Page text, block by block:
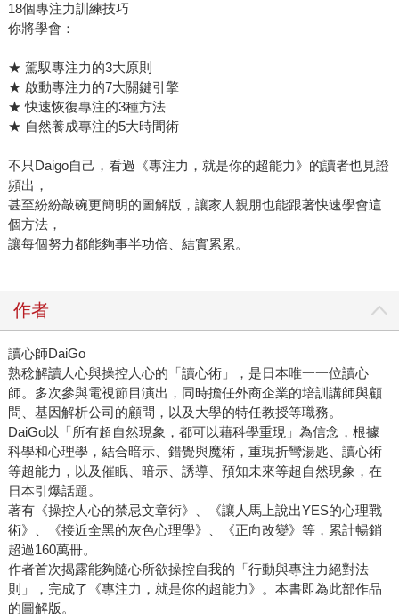
18個專注力訓練技巧
你將學會：
★ 駕馭專注力的3大原則
★ 啟動專注力的7大關鍵引擎
★ 快速恢復專注的3種方法
★ 自然養成專注的5大時間術
不只Daigo自己，看過《專注力，就是你的超能力》的讀者也見證
頻出，
甚至紛紛敲碗更簡明的圖解版，讓家人親朋也能跟著快速學會這
個方法，
讓每個努力都能夠事半功倍、結實累累。
作者
讀心師DaiGo
熟稔解讀人心與操控人心的「讀心術」，是日本唯一一位讀心
師。多次參與電視節目演出，同時擔任外商企業的培訓講師與顧
問、基因解析公司的顧問，以及大學的特任教授等職務。
DaiGo以「所有超自然現象，都可以藉科學重現」為信念，根據
科學和心理學，結合暗示、錯覺與魔術，重現折彎湯匙、讀心術
等超能力，以及催眠、暗示、誘導、預知未來等超自然現象，在
日本引爆話題。
著有《操控人心的禁忌文章術》、《讓人馬上說出YES的心理戰
術》、《接近全黑的灰色心理學》、《正向改變》等，累計暢銷
超過160萬冊。
作者首次揭露能夠隨心所欲操控自我的「行動與專注力絕對法
則」，完成了《專注力，就是你的超能力》。本書即為此部作品
的圖解版。